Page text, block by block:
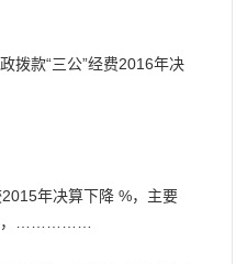
款“三公”经费2016年决
年决算下降 %，主要
，……………